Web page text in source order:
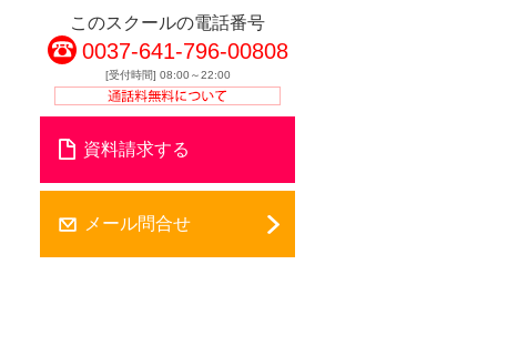
このスクールの電話番号
0037-641-796-00808
[受付時間] 08:00～22:00
資料請求する
メール問合せ